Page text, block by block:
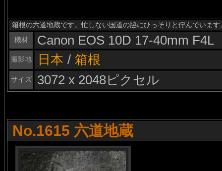
箱根の六道地蔵です。忙しない国道の脇にひっそりと佇んでいます
機材
Canon EOS 10D 17-40mm F4L
撮影地 日本 / 箱根
サイズ 3072 x 2048ピクセル
No.1615 六道地蔵